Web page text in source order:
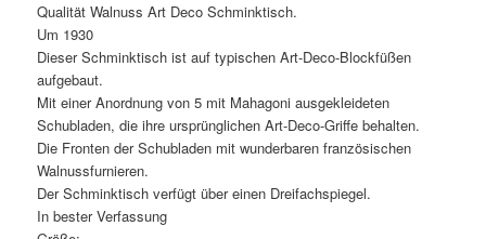
Qualität Walnuss Art Deco Schminktisch.
Um 1930
Dieser Schminktisch ist auf typischen Art-Deco-Blockfüßen
aufgebaut.
Mit einer Anordnung von 5 mit Mahagoni ausgekleideten
Schubladen, die ihre ursprünglichen Art-Deco-Griffe behalten.
Die Fronten der Schubladen mit wunderbaren französischen
Walnussfurnieren.
Der Schminktisch verfügt über einen Dreifachspiegel.
In bester Verfassung